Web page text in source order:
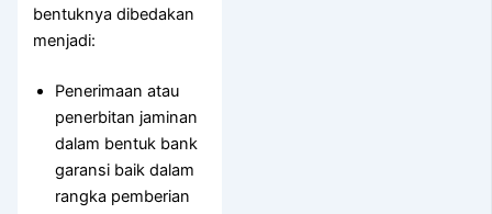
bentuknya dibedakan
menjadi:
Penerimaan atau
penerbitan jaminan
dalam bentuk bank
garansi baik dalam
rangka pemberian